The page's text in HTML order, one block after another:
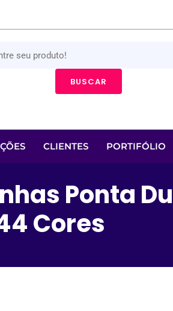
BUSCAR
CLIENTES PORTIFÓLIO
Ponta
Cores